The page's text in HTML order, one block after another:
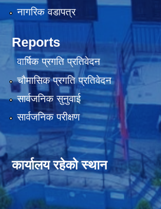
नागरिक वडापत्र
Reports
वार्षिक प्रगति प्रतिवेदन
चौमासिक प्रगति प्रतिवेदन
सार्वजनिक सुनुवाई
सार्वजनिक परीक्षण
कार्यालय रहेको स्थान